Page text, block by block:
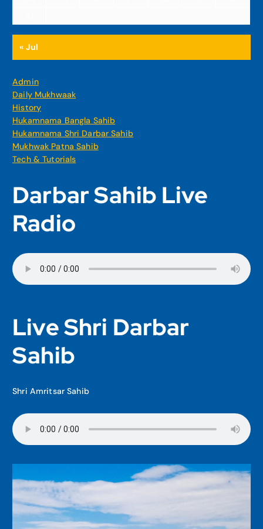
« Jul
Admin
Daily Mukhwaak
History
Hukamnama Bangla Sahib
Hukamnama Shri Darbar Sahib
Mukhwak Patna Sahib
Tech & Tutorials
Darbar Sahib Live
Radio
Live Shri Darbar
Sahib
Shri Amritsar Sahib